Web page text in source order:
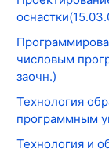
числовым
заочн.)
Технология
программным
Технология и